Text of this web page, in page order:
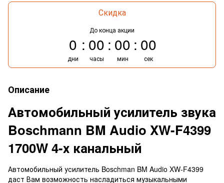
Скидка
До конца акции
0
дни
00
часы
00
мин
00
сек
Описание
Автомобильный усилитель звука
Boschmann BM Audio XW-F4399
1700W 4-х канальный
Автомобильный усилитель Boschman BM Audio XW-F4399
даст Вам возможность насладиться музыкальными